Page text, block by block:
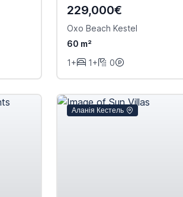
229,000€
Oxo Beach Kestel
60 m²
1+
1+ 0
Аланія Кестель